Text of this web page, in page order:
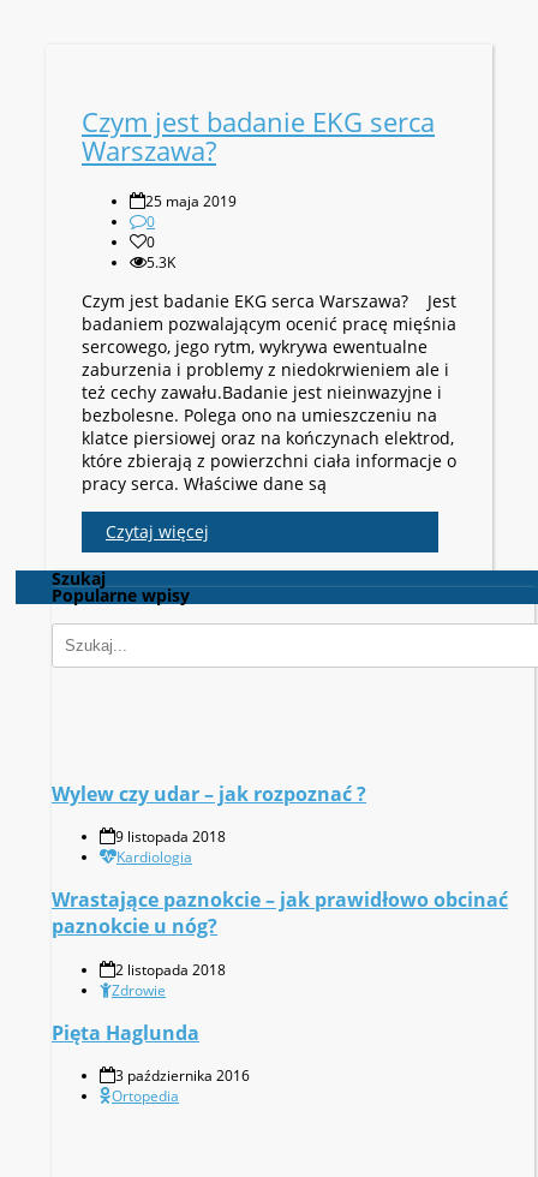
Czym jest badanie EKG serca
Warszawa?
25 maja 2019
0
0
5.3K
Czym jest badanie EKG serca Warszawa? Jest
badaniem pozwalającym ocenić pracę mięśnia
sercowego, jego rytm, wykrywa ewentualne
zaburzenia i problemy z niedokrwieniem ale i
też cechy zawału.Badanie jest nieinwazyjne i
bezbolesne. Polega ono na umieszczeniu na
klatce piersiowej oraz na kończynach elektrod,
które zbierają z powierzchni ciała informacje o
pracy serca. Właściwe dane są
Czytaj więcej
Szukaj
Popularne wpisy
Wylew czy udar – jak rozpoznać ?
9 listopada 2018
Kardiologia
Wrastające paznokcie – jak prawidłowo obcinać
paznokcie u nóg?
2 listopada 2018
Zdrowie
Pięta Haglunda
3 października 2016
Ortopedia